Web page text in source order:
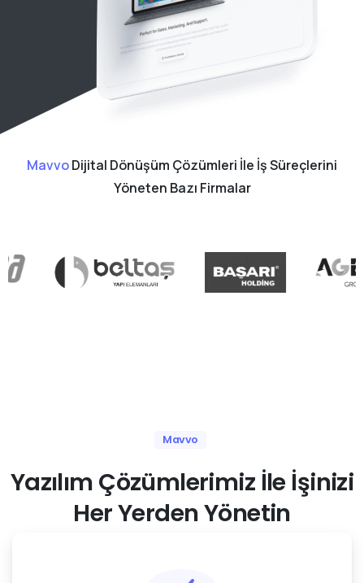
MavvoDijital Dönüşüm Çözümleri İle İş Süreçlerini
Yöneten Bazı Firmalar
Mavvo
Yazılım Çözümlerimiz İle İşinizi
HerYerdenYönetin